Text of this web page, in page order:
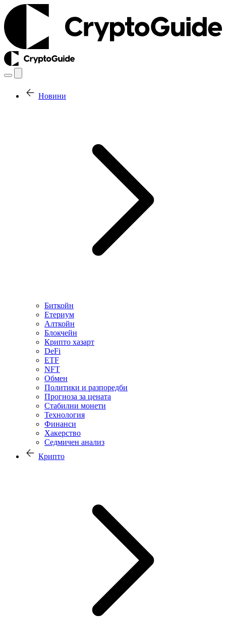
Новини
Биткойн
Етериум
Алткойн
Блокчейн
Крипто хазарт
DeFi
ETF
NFT
Обмен
Политики и разпоредби
Прогноза за цената
Стабилни монети
Технология
Финанси
Хакерство
Седмичен анализ
Крипто